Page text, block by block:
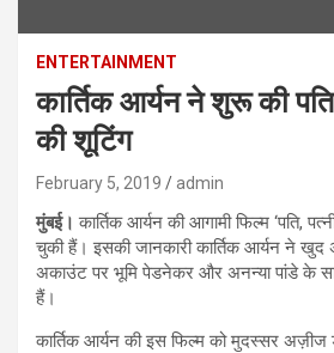
ENTERTAINMENT
कार्तिक आर्यन ने शुरू की
की शूटिंग
February 5, 2019 admin
मुंबई। कार्तिक आर्यन की आगामी फिल्म ‘पति,
चुकी हैं। इसकी जानकारी कार्तिक आर्यन ने खुद
अकाउंट पर भूमि पेडनेकर और अनन्या पांडे के
हैं।
कार्तिक आर्यन की इस फिल्म को मुदस्सर